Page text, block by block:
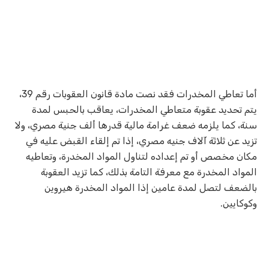
أما تعاطي المخدرات فقد نصت مادة قانون العقوبات رقم 39،
يتم تحديد عقوبة متعاطي المخدرات، يعاقب بالحبس لمدة
سنة، كما يلزمه ضعف غرامة مالية قدرها ألف جنية مصري، ولا
تزيد عن ثلاثة آلاف جنيه مصري، إذا تم إلقاء القبض عليه في
مكان مخصص أو تم إعداده لتناول المواد المخدرة، وتعاطيه
المواد المخدرة مع معرفة التامة بذلك، كما تزيد العقوبة
بالضعف لتصل لمدة عامين إذا المواد المخدرة هيروين
وكوكايين.